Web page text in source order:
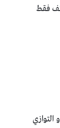
فقط
التوازي